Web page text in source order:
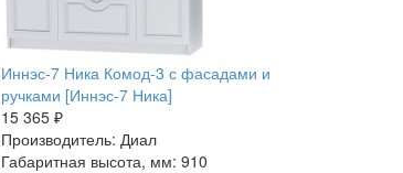
Иннэс-7 Ника Комод-3 с фасадами и
ручками [Иннэс-7 Ника]
15 365 ₽
Производитель: Диал
Габаритная высота, мм: 910